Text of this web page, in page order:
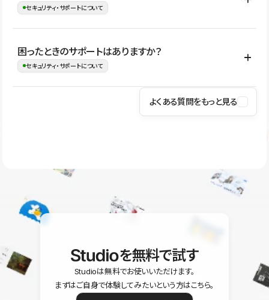
ことで、デザインを崩しにくい状態で運用できます。 さらにコン
ながらレイアウトに影響を与えずに更新作業を進めやすくなりま
す。
セキュリティ・サポートについて
Studioでは、公開サイトやサービスを安全に利用できるよう、通信
の暗号化、データ保護、アクセス管理、脆弱性対策など、複数の観
はSSL/TLSによる通信暗号化に対応しており、悪質なスクリプトの
困ったときのサポートはありますか？
セキュリティ・サポートについて
操作方法や機能については、ヘルプセンターでご確認いただけま
ユーザー同士で質問・相談できるコミュニティもご利用ください。
よくある質問をもっと見る
を無料で試す
Studioは無料でお使いいただけます。
まずはご自身で体験してみたいという方はこちら。